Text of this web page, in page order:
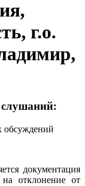
г.о.
обсуждений
документация
на отклонение от